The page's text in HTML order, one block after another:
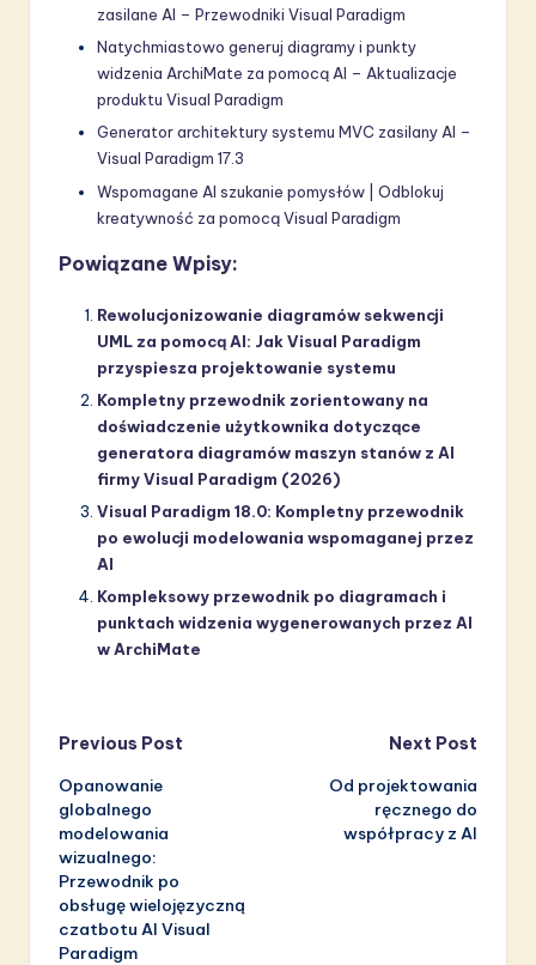
zasilane AI – Przewodniki Visual Paradigm
Natychmiastowo generuj diagramy i punkty
widzenia ArchiMate za pomocą AI – Aktualizacje
produktu Visual Paradigm
Generator architektury systemu MVC zasilany AI –
Visual Paradigm 17.3
Wspomagane AI szukanie pomysłów | Odblokuj
kreatywność za pomocą Visual Paradigm
Powiązane Wpisy:
Rewolucjonizowanie diagramów sekwencji
UML za pomocą AI: Jak Visual Paradigm
przyspiesza projektowanie systemu
Kompletny przewodnik zorientowany na
doświadczenie użytkownika dotyczące
generatora diagramów maszyn stanów z AI
firmy Visual Paradigm (2026)
Visual Paradigm 18.0: Kompletny przewodnik
po ewolucji modelowania wspomaganej przez
AI
Kompleksowy przewodnik po diagramach i
punktach widzenia wygenerowanych przez AI
w ArchiMate
Post
navigation
Previous Post
Opanowanie
globalnego
modelowania
wizualnego:
Przewodnik po
obsługę wielojęzyczną
czatbotu AI Visual
Paradigm
Next Post
Od projektowania
ręcznego do
współpracy z AI